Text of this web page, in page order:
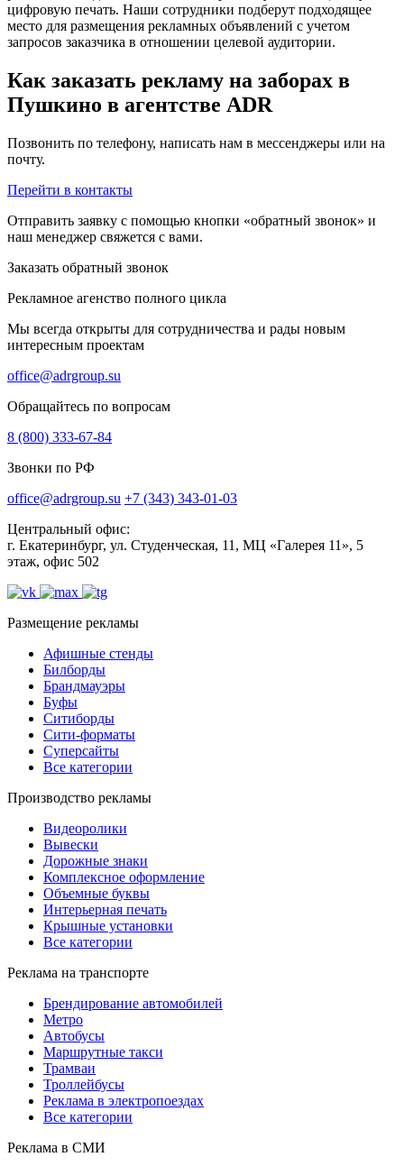
цифровую печать. Наши сотрудники подберут подходящее
место для размещения рекламных объявлений с учетом
запросов заказчика в отношении целевой аудитории.
Как заказать рекламу на заборах в
Пушкино в агентстве ADR
Позвонить по телефону, написать нам в мессенджеры или на
почту.
Перейти в контакты
Отправить заявку с помощью кнопки «обратный звонок» и
наш менеджер свяжется с вами.
Заказать обратный звонок
Рекламное агенство полного цикла
Мы всегда открыты для сотрудничества и рады новым
интересным проектам
office@adrgroup.su
Обращайтесь по вопросам
8 (800) 333-67-84
Звонки по РФ
office@adrgroup.su +7 (343) 343-01-03
Центральный офис:
г. Екатеринбург, ул. Студенческая, 11, МЦ «Галерея 11», 5
этаж, офис 502
Размещение рекламы
Афишные стенды
Билборды
Брандмауэры
Буфы
Ситиборды
Сити-форматы
Суперсайты
Все категории
Производство рекламы
Видеоролики
Вывески
Дорожные знаки
Комплексное оформление
Объемные буквы
Интерьерная печать
Крышные установки
Все категории
Реклама на транспорте
Брендирование автомобилей
Метро
Автобусы
Маршрутные такси
Трамваи
Троллейбусы
Реклама в электропоездах
Все категории
Реклама в СМИ